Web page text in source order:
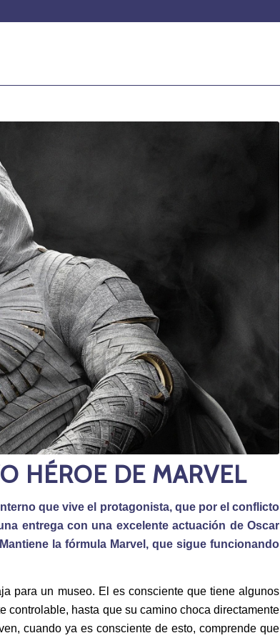
HÉROE DE MARVEL
que vive el protagonista, que por el conflicto
entrega con una excelente actuación de Oscar
la fórmula Marvel, que sigue funcionando
para un museo. El es consciente que tiene algunos
controlable, hasta que su camino choca directamente
cuando ya es consciente de esto, comprende que